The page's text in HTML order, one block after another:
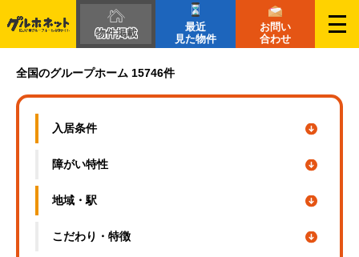
物件掲載
最近
見た物件
お問い
合わせ
栃木県の障がい者グループホーム一覧｜グルホネット
全国のグループホーム 15746件
入居条件
障がい特性
地域・駅
こだわり・ 特徴